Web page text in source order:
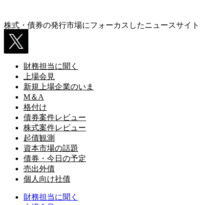
株式・債券の発行市場にフォーカスしたニュースサイト
財務担当に聞く
上場会見
新規上場企業のいま
M＆A
格付け
債券案件レビュー
株式案件レビュー
起債観測
資本市場の話題
債券・今日の予定
売出外債
個人向け社債
財務担当に聞く